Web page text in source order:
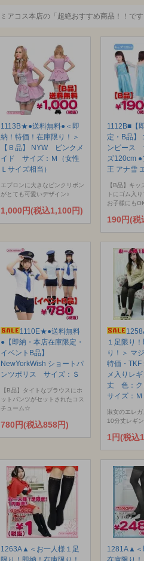
ミアコス本店の「超絶おすすめ商品！！で
1113B★●送料無料●＜即
納！特価！在庫限り！＞
【Ｂ品】 NYW ピンクメ
イド サイズ：Ｍ（女性
Ｌサイズ相当）
エプロンに大きなピンクリボン
がとても可愛いデザイン♪
1,000円(税込1,100円)
1112B■【
定・B品】
ンピース
ズ120cm
王 アナ雪
【B品】キッ
トにゴム入
お子様にも
190円(税
1110E★●送料無料
●【即納・本店在庫限定・
イベントB品】
NewYorkWish ショートパ
ンツポリス サイズ：Ｓ
【B品】タイトなブラウスにホ
ットパンツがセットされたコス
チューム☆
780円(税込858円)
１足限り
り！＞ マ
特価・TKF
メ入りレ
丈 色：ク
サイズ：Ｍ
淑女のエレガ
10分丈レギン
1円(税込
1263A▲＜お一人様１足
1281A▲＜